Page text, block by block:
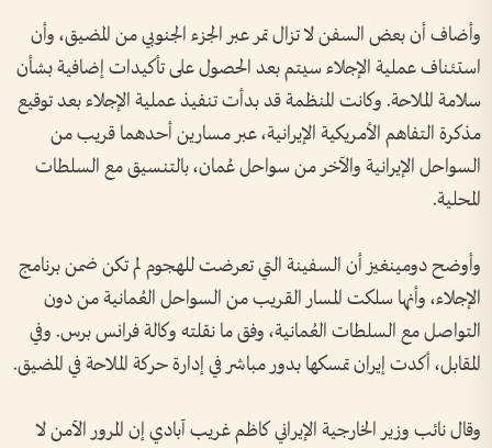
وأضاف أن بعض السفن لا تزال تمر عبر الجزء الجنوبي من المضيق، وأن
استئناف عملية الإجلاء سيتم بعد الحصول على تأكيدات إضافية بشأن
سلامة الملاحة. وكانت المنظمة قد بدأت تنفيذ عملية الإجلاء بعد توقيع
مذكرة التفاهم الأمريكية الإيرانية، عبر مسارين أحدهما قريب من
السواحل الإيرانية والآخر من سواحل عُمان، بالتنسيق مع السلطات
المحلية.
وأوضح دومينغيز أن السفينة التي تعرضت للهجوم لم تكن ضمن برنامج
الإجلاء، وأنها سلكت المسار القريب من السواحل العُمانية من دون
التواصل مع السلطات العُمانية، وفق ما نقلته وكالة فرانس برس. وفي
المقابل، أكدت إيران تمسكها بدور مباشر في إدارة حركة الملاحة في المضيق.
وقال نائب وزير الخارجية الإيراني كاظم غريب آبادي إن المرور الآمن لا